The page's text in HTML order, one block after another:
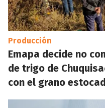
Producción
Emapa decide no
de trigo de
con el grano